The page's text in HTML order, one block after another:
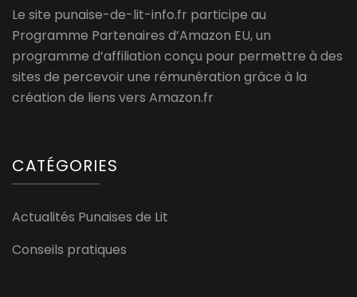
Le site punaise-de-lit-info.fr participe au
Programme Partenaires d’Amazon EU, un
programme d’affiliation conçu pour permettre à des
sites de percevoir une rémunération grâce à la
création de liens vers Amazon.fr
CATÉGORIES
Actualités Punaises de Lit
Conseils pratiques